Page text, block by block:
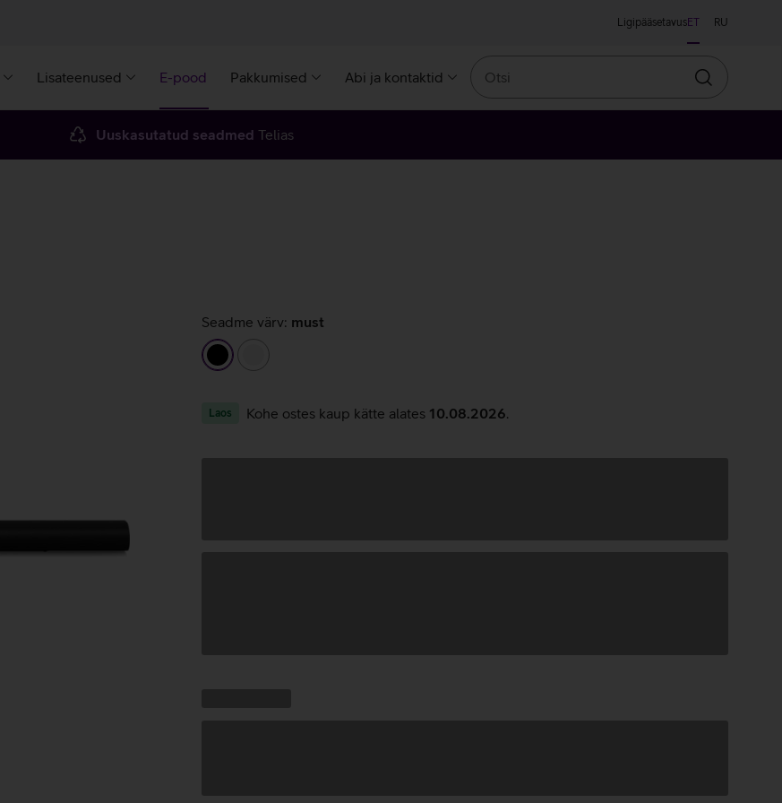
LigipääsetavusET RU
Lisateenused E-pood Pakkumised Abi ja kontaktid
Otsin
Uuskasutatud seadmed Telias
Seadme värv: must
must
Laos Kohe ostes kaup kätte alates 10.08.2026